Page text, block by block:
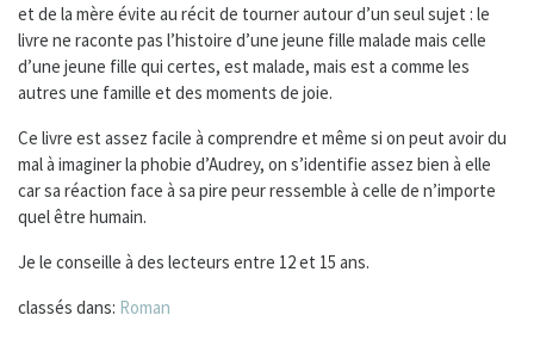
et de la mère évite au récit de tourner autour d’un seul sujet : le
livre ne raconte pas l’histoire d’une jeune fille malade mais celle
d’une jeune fille qui certes, est malade, mais est a comme les
autres une famille et des moments de joie.
Ce livre est assez facile à comprendre et même si on peut avoir du
mal à imaginer la phobie d’Audrey, on s’identifie assez bien à elle
car sa réaction face à sa pire peur ressemble à celle de n’importe
quel être humain.
Je le conseille à des lecteurs entre 12 et 15 ans.
classés dans: Roman